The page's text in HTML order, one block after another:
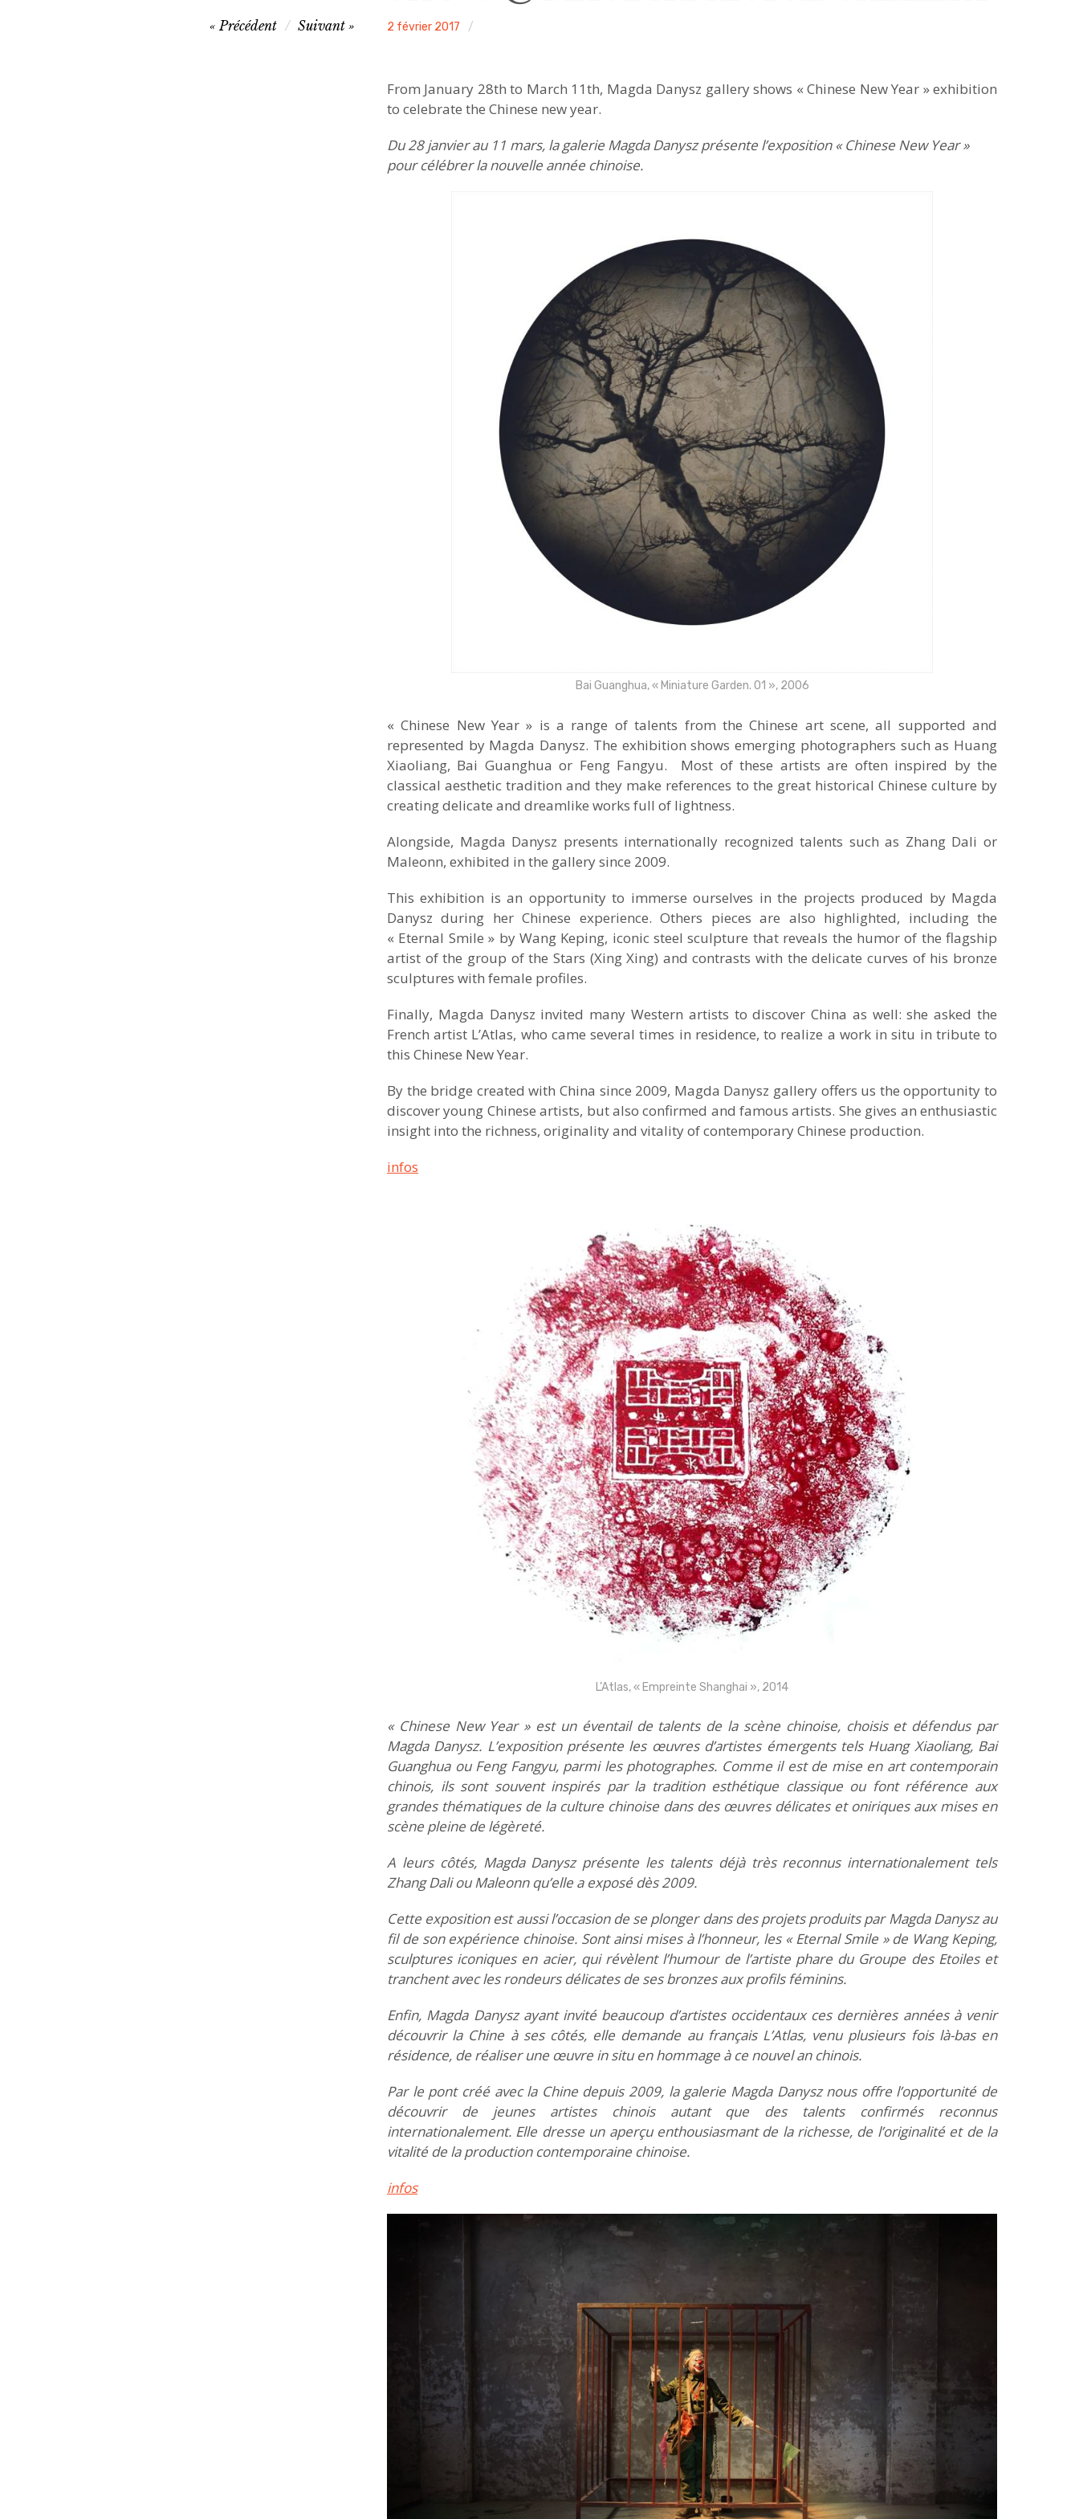
ACA
2 février 2017
Précédent Suivant
From January 28th to March 11th, Magda Danysz gallery shows « Chinese New Year » exhibition
to celebrate the Chinese new year.
Du 28 janvier au 11 mars, la galerie Magda Danysz présente l’exposition « Chinese New Year »
pour célébrer la nouvelle année chinoise.
Bai Guanghua, « Miniature Garden. 01 », 2006
« Chinese New Year » is a range of talents from the Chinese art scene, all supported and
represented by Magda Danysz. The exhibition shows emerging photographers such as Huang
Xiaoliang, Bai Guanghua or Feng Fangyu. Most of these artists are often inspired by the
classical aesthetic tradition and they make references to the great historical Chinese culture by
creating delicate and dreamlike works full of lightness.
Alongside, Magda Danysz presents internationally recognized talents such as Zhang Dali or
Maleonn, exhibited in the gallery since 2009.
This exhibition is an opportunity to immerse ourselves in the projects produced by Magda
Danysz during her Chinese experience. Others pieces are also highlighted, including the
« Eternal Smile » by Wang Keping, iconic steel sculpture that reveals the humor of the flagship
artist of the group of the Stars (Xing Xing) and contrasts with the delicate curves of his bronze
sculptures with female profiles.
Finally, Magda Danysz invited many Western artists to discover China as well: she asked the
French artist L’Atlas, who came several times in residence, to realize a work in situ in tribute to
this Chinese New Year.
By the bridge created with China since 2009, Magda Danysz gallery offers us the opportunity to
discover young Chinese artists, but also confirmed and famous artists. She gives an enthusiastic
insight into the richness, originality and vitality of contemporary Chinese production.
infos
L’Atlas, « Empreinte Shanghai », 2014
« Chinese New Year » est un éventail de talents de la scène chinoise, choisis et défendus par
Magda Danysz. L’exposition présente les œuvres d’artistes émergents tels Huang Xiaoliang, Bai
Guanghua ou Feng Fangyu, parmi les photographes. Comme il est de mise en art contemporain
chinois, ils sont souvent inspirés par la tradition esthétique classique ou font référence aux
grandes thématiques de la culture chinoise dans des œuvres délicates et oniriques aux mises en
scène pleine de légèreté.
A leurs côtés, Magda Danysz présente les talents déjà très reconnus internationalement tels
Zhang Dali ou Maleonn qu’elle a exposé dès 2009.
Cette exposition est aussi l’occasion de se plonger dans des projets produits par Magda Danysz au
fil de son expérience chinoise. Sont ainsi mises à l’honneur, les « Eternal Smile » de Wang Keping,
sculptures iconiques en acier, qui révèlent l’humour de l’artiste phare du Groupe des Etoiles et
tranchent avec les rondeurs délicates de ses bronzes aux profils féminins.
Enfin, Magda Danysz ayant invité beaucoup d’artistes occidentaux ces dernières années à venir
découvrir la Chine à ses côtés, elle demande au français L’Atlas, venu plusieurs fois là-bas en
résidence, de réaliser une œuvre in situ en hommage à ce nouvel an chinois.
Par le pont créé avec la Chine depuis 2009, la galerie Magda Danysz nous offre l’opportunité de
découvrir de jeunes artistes chinois autant que des talents confirmés reconnus
internationalement. Elle dresse un aperçu enthousiasmant de la richesse, de l’originalité et de la
vitalité de la production contemporaine chinoise.
infos